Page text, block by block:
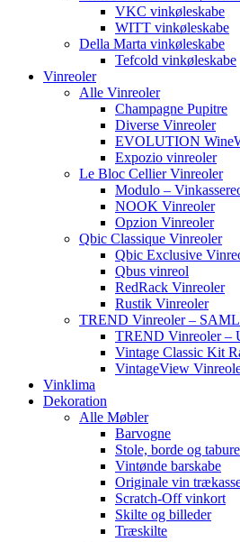
VKC vinkøleskabe
WITT vinkøleskabe
Della Marta vinkøleskabe
Tefcold vinkøleskabe
Vinreoler
Alle Vinreoler
Champagne Pupitre
Diverse Vinreoler
EVOLUTION
Expozio vinreoler
Le Bloc Cellier Vinreoler
Modulo –
NOOK Vinreoler
Opzion Vinreoler
Qbic Classique Vinreoler
Qbic Exclusive
Qbus vinreol
RedRack Vinreoler
Rustik Vinreoler
TREND Vinreoler –
TREND Vinreoler –
Vintage Classic Kit
VintageView
Vinklima
Dekoration
Alle Møbler
Barvogne
Stole, borde og
Vintønde barskabe
Originale vin
Scratch-Off vinkort
Skilte og billeder
Træskilte